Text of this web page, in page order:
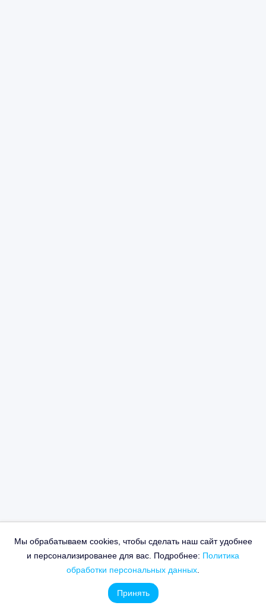
Мы обрабатываем cookies, чтобы сделать наш сайт удобнее
и персонализированее для вас. Подробнее: Политика
обработки персональных данных
Принять